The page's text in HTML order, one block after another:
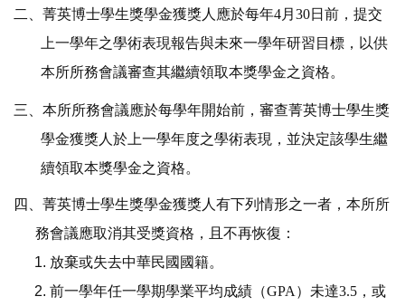
二、菁英博士學生獎學金獲獎人應於每年4月 30日前，提交
上一學年之學術表現報告與未來一學年研習目標，以供
本所所務會議審查其繼續領取本獎學金之資格。
三、本所所務會議應於每學年開始前，審查菁英博士學生獎
學金獲獎人於上一學年度之學術表現，並決定該學生繼
續領取本獎學金之資格。
四、菁英博士學生獎學金獲獎人有下列情形之一者，本所所
務會議應取消其受獎資格，且不再恢復：
放棄或失去中華民國國籍。
前一學年任一學期學業平均成績（GPA ）未達3.5 ，或